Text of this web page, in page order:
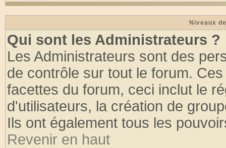
Niveaux
Qui sont les Administrateurs ?
Les Administrateurs sont des
de contrôle sur tout le forum.
facettes du forum, ceci inclut le
d'utilisateurs, la création de
Ils ont également tous les
Revenir en haut